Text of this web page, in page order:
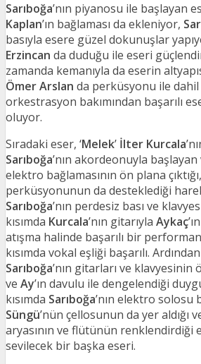
Sarıboğa’nın piyanosu ile başlayan
Kaplan’ın bağlaması da ekleniyor,
basıyla esere güzel dokunuşlar
Erzincan da duduğu ile eseri
zamanda kemanıyla da eserin
Ömer Arslan da perküsyonu ile
orkestrasyon bakımından başarılı
oluyor.
Sıradaki eser, ‘Melek’ İlter Kurcala
Sarıboğa’nın akordeonuyla başlayan
elektro bağlamasının ön plana çıktığı,
perküsyonunun da desteklediği
Sarıboğa’nın perdesiz bası ve
kısımda Kurcala’nın gitarıyla Aykaç
atışma halinde başarılı bir
kısımda vokal eşliği başarılı. Ardından
Sarıboğa’nın gitarları ve klavyesinin
ve Ay’ın davulu ile dengelendiği
kısımda Sarıboğa’nın elektro solosu
Süngü’nün çellosunun da yer aldığı
aryasının ve flütünün renklendirdiği
sevilecek bir başka eseri.